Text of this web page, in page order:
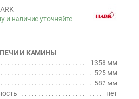
и наличие уточняйте
И КАМИНЫ
1358 мм
525 мм
582 мм
нет